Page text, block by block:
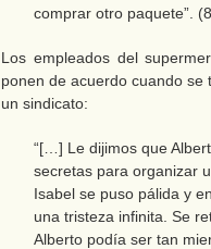
comprar otro paquete”.
Los empleados del
ponen de acuerdo cuando
un sindicato:
“[…] Le dijimos que
secretas para organizar
Isabel se puso pálida y
una tristeza infinita. Se
Alberto podía ser tan